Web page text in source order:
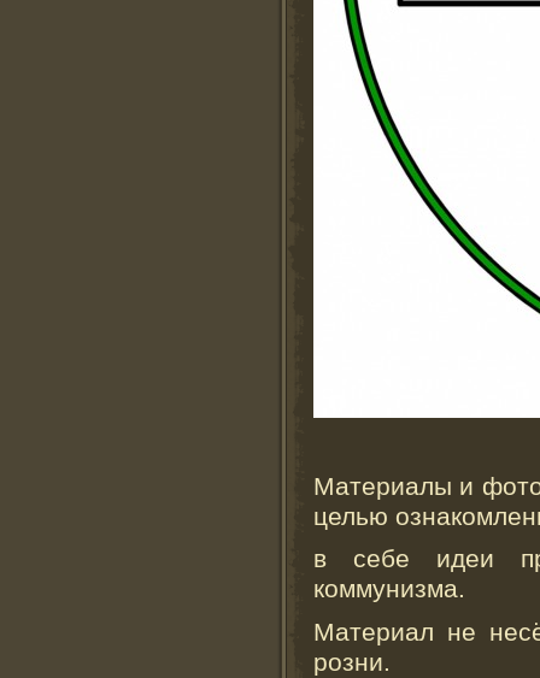
Материалы и
целью
в себе идеи
коммунизма.
Материал не
розни.